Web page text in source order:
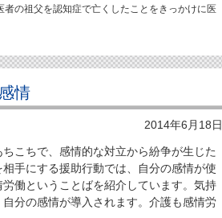
の祖父を認知症で亡くしたことをきっかけに医
情
2014年6月18日
こちで、感情的な対立から紛争が生じた
手にする援助行動では、自分の感情が使
働ということばを紹介しています。気持
分の感情が導入されます。介護も感情労